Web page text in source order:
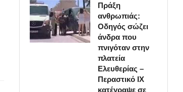
Πράξη
ανθρωπιάς:
Οδηγός σώζει
άνδρα που
πνιγόταν στην
πλατεία
Ελευθερίας –
Περαστικό ΙΧ
κατέγραψε σε